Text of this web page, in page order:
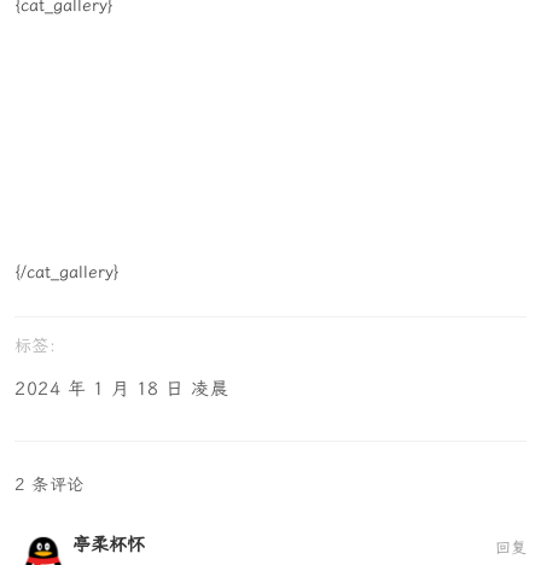
{cat_gallery}
{/cat_gallery}
2024 年 1 月 18 日 凌晨
2 条评论
亭柔杯怀 回复